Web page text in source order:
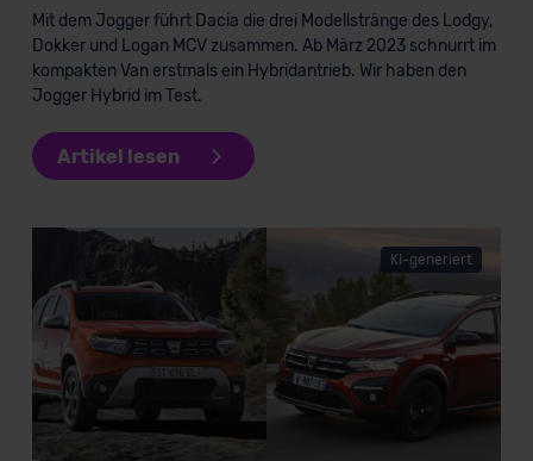
Mit dem Jogger führt Dacia die drei Modellstränge des Lodgy,
Dokker und Logan MCV zusammen. Ab März 2023 schnurrt im
kompakten Van erstmals ein Hybridantrieb. Wir haben den
Jogger Hybrid im Test.
Artikel lesen
KI-generiert